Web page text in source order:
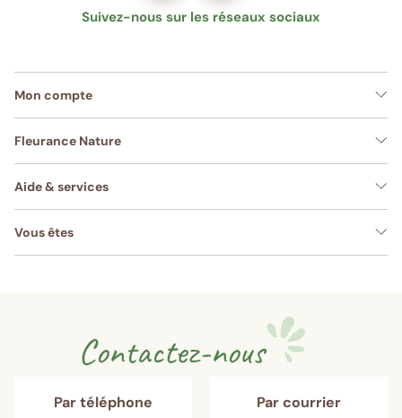
Suivez-nous sur les réseaux sociaux
Mon compte
Fleurance Nature
Aide & services
Vous êtes
Contactez-nous
Par téléphone
Par courrier